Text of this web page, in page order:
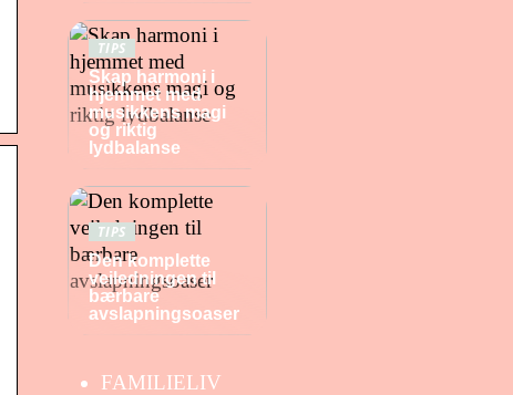
TIPS
Skap harmoni i
hjemmet med
musikkens magi
og riktig
lydbalanse
TIPS
Den komplette
veiledningen til
bærbare
avslapningsoaser
FAMILIELIV